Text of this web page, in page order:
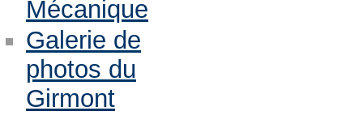
Mécanique
Galerie de
photos du
Girmont